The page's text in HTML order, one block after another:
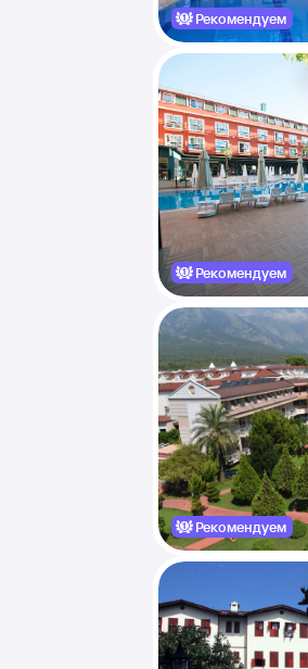
Рекомендуем
Рекомендуем
Рекомендуем